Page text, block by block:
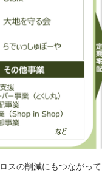
スの削減にもつながっ